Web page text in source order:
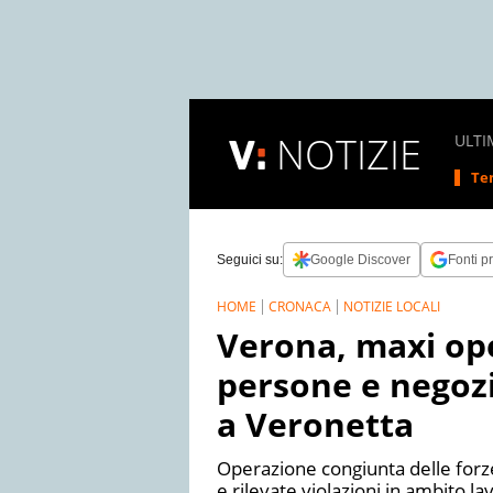
NOTIZIE
Seguici su: Google Discover Fonti
HOME CRONACA NOTIZIE LOCALI
Verona, maxi
persone e
a Veronetta
Operazione congiunta delle